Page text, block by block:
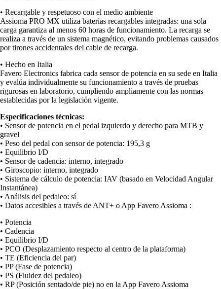
• Recargable y respetuoso con el medio ambiente
Assioma PRO MX utiliza baterías recargables integradas: una sola
carga garantiza al menos 60 horas de funcionamiento. La recarga se
realiza a través de un sistema magnético, evitando problemas causados
por tirones accidentales del cable de recarga.
• Hecho en Italia
Favero Electronics fabrica cada sensor de potencia en su sede en Italia
y evalúa individualmente su funcionamiento a través de pruebas
rigurosas en laboratorio, cumpliendo ampliamente con las normas
establecidas por la legislación vigente.
Especificaciones técnicas:
• Sensor de potencia en el pedal izquierdo y derecho para MTB y
gravel
• Peso del pedal con sensor de potencia: 195,3 g
• Equilibrio I/D
• Sensor de cadencia: interno, integrado
• Giroscopio: interno, integrado
• Sistema de cálculo de potencia: IAV (basado en Velocidad Angular
Instantánea)
• Análisis del pedaleo: sí
• Datos accesibles a través de ANT+ o App Favero Assioma :
• Potencia
• Cadencia
• Equilibrio I/D
• PCO (Desplazamiento respecto al centro de la plataforma)
• TE (Eficiencia del par)
• PP (Fase de potencia)
• PS (Fluidez del pedaleo)
• RP (Posición sentado/de pie) no en la App Favero Assioma